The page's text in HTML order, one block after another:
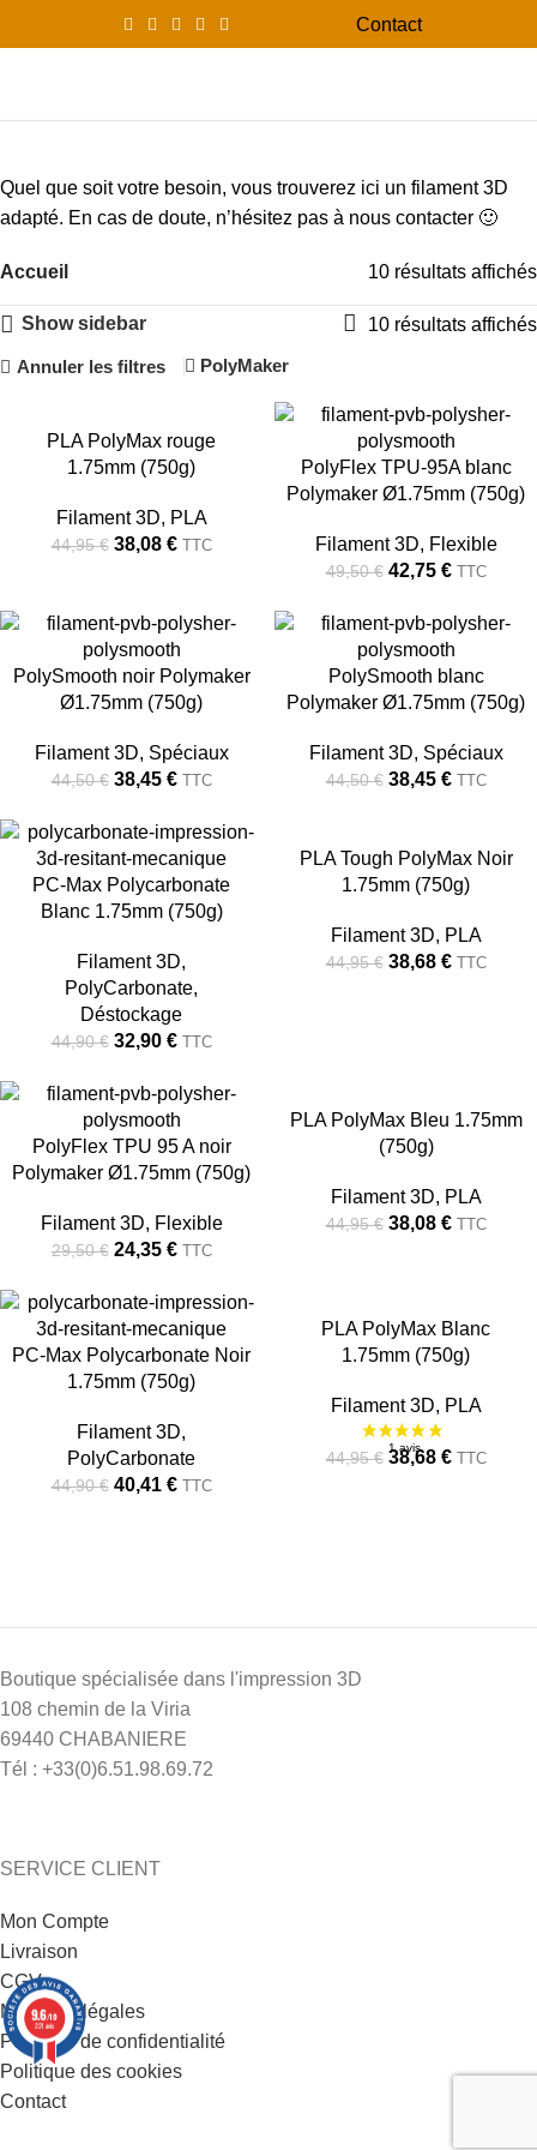
Contact
Quel que soit votre besoin, vous trouverez ici un filament 3D
adapté. En cas de doute, n’hésitez pas à nous contacter 🙂
Accueil 10 résultats affichés
Show sidebar 10 résultats affichés
Annuler les filtres PolyMaker
PLA PolyMax rouge
1.75mm (750g)
Filament 3D, PLA
44,95€ 38,08 € TTC
PolyFlex TPU-95A blanc
Polymaker Ø1.75mm (750g)
Filament 3D, Flexible
49,50€ 42,75 € TTC
PolySmooth noir Polymaker
Ø1.75mm (750g)
Filament 3D, Spéciaux
44,50€ 38,45 € TTC
PolySmooth blanc
Polymaker Ø1.75mm (750g)
Filament 3D, Spéciaux
44,50€ 38,45 € TTC
-27%
PC-Max Polycarbonate
Blanc 1.75mm (750g)
Filament 3D,
PolyCarbonate,
Déstockage
44,90€ 32,90 € TTC
-14%PLA Tough PolyMax Noir
1.75mm (750g)
Filament 3D, PLA
44,95€ 38,68 € TTC
RUPTU
RE
PolyFlex TPU 95 A noir
Polymaker Ø1.75mm (750g)
Filament 3D, Flexible
29,50€ 24,35 € TTC
-15%
PLA PolyMax Bleu 1.75mm
(750g)
Filament 3D, PLA
44,95€ 38,08 € TTC
-10%
RUPTU
PC-Max Polycarbonate Noir
1.75mm (750g)
Filament 3D,
PolyCarbonate
44,90€ 40,41 € TTC
PLA PolyMax Blanc
1.75mm (750g)
Filament 3D, PLA
44,95€ 38,68 € TTC
Boutique spécialisée dans l'impression 3D
108 chemin de la Viria
69440 CHABANIERE
Tél : +33(0)6.51.98.69.72
SERVICE CLIENT
Mon Compte
Livraison
CGV
Mentions légales
Politique de confidentialité
Politique des cookies
Contact
9.6/10
221 avis